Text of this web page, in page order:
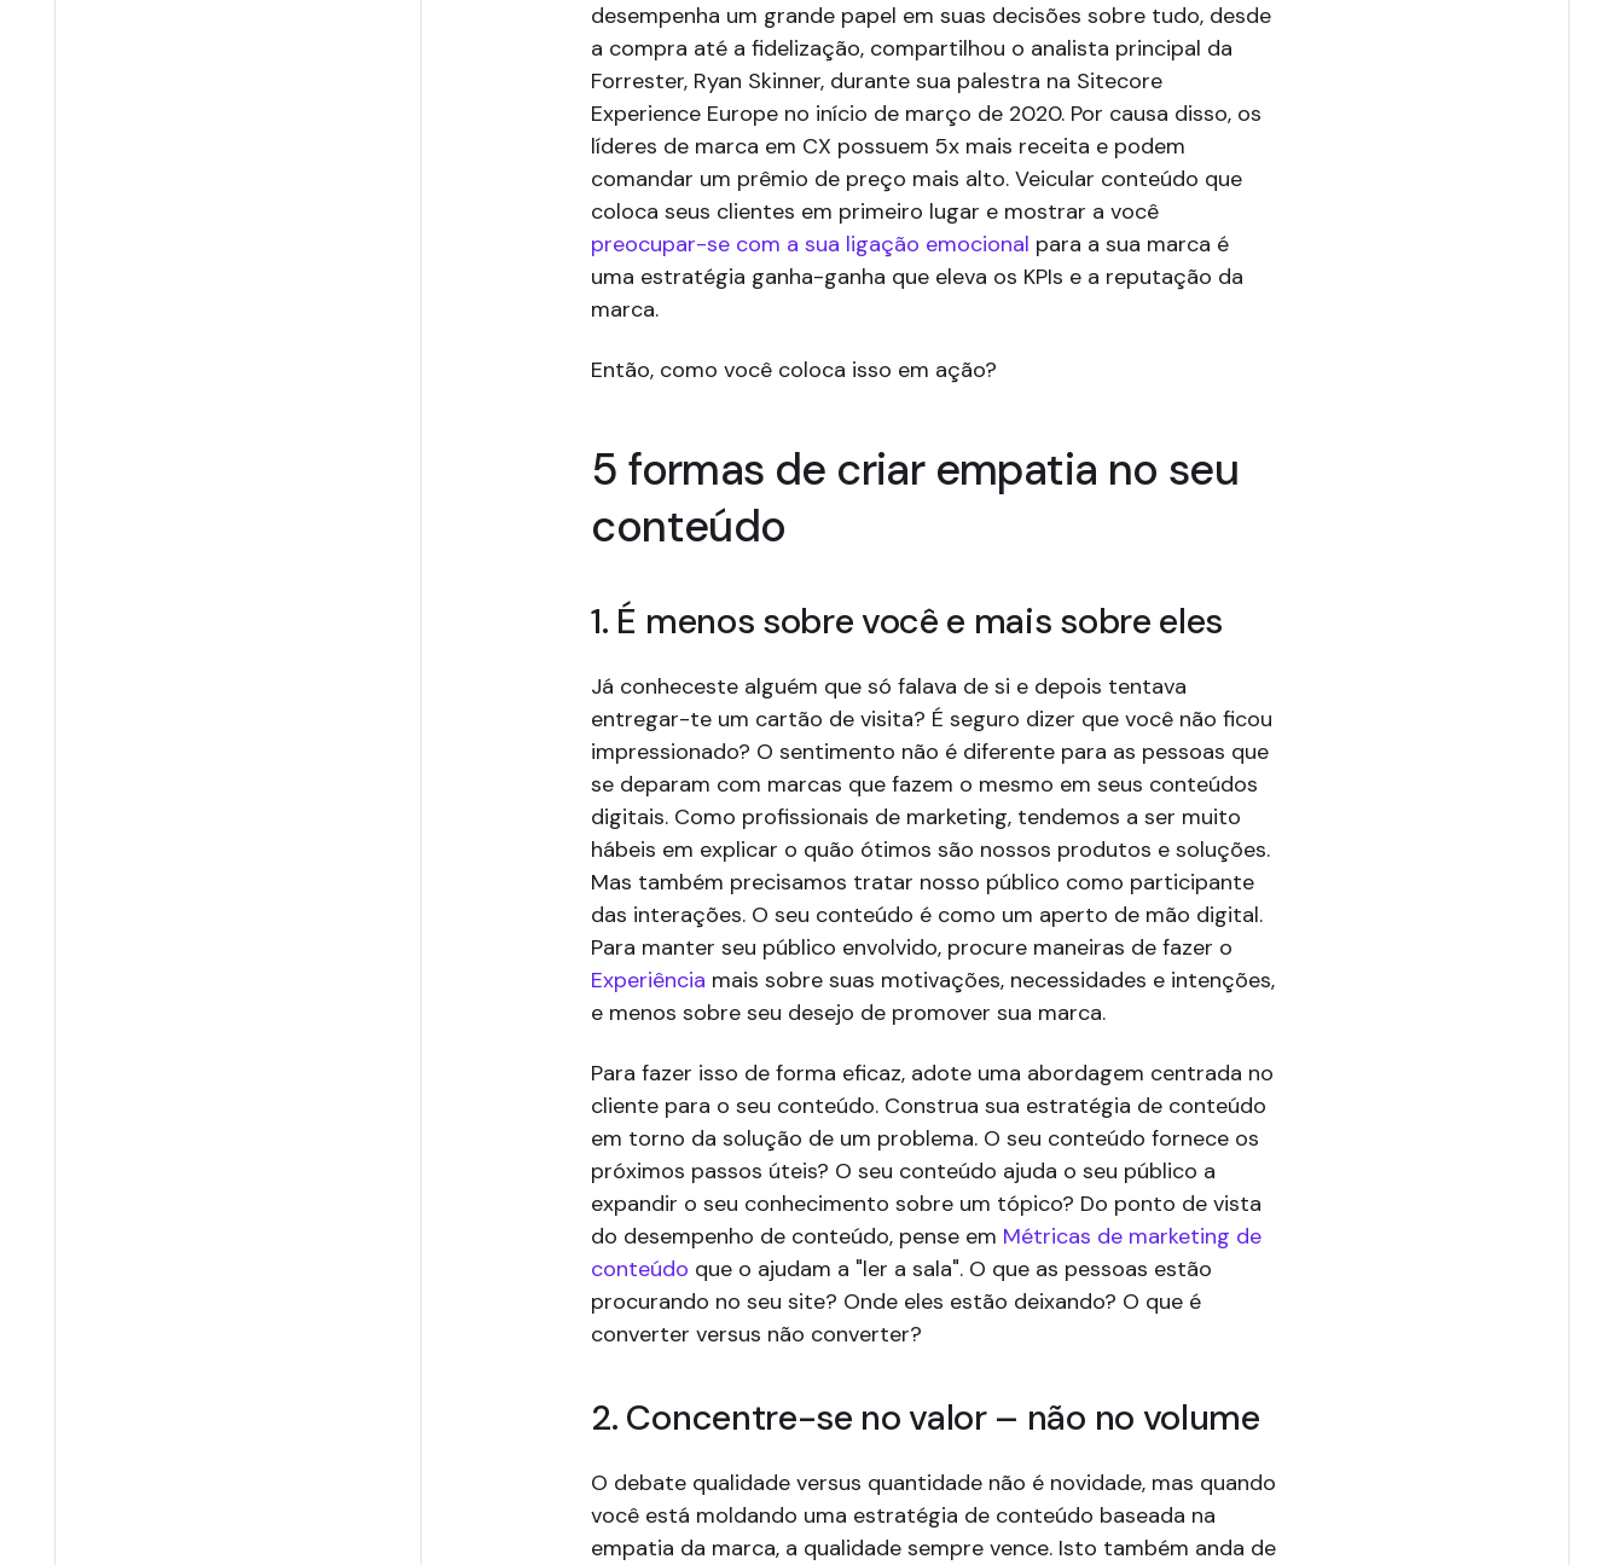
desempenha um grande papel em suas decisões sobre tudo, desde
a compra até a fidelização, compartilhou o analista principal da
Forrester, Ryan Skinner, durante sua palestra na Sitecore
Experience Europe no início de março de 2020. Por causa disso, os
líderes de marca em CX possuem 5x mais receita e podem
comandar um prêmio de preço mais alto. Veicular conteúdo que
coloca seus clientes em primeiro lugar e mostrar a você
preocupar-se com a sua ligação emocional para a sua marca é
uma estratégia ganha-ganha que eleva os KPIs e a reputação da
marca.
Então, como você coloca isso em ação?
5 formas de criar empatia no seu
conteúdo
1. É menos sobre você e mais sobre eles
Já conheceste alguém que só falava de si e depois tentava
entregar-te um cartão de visita? É seguro dizer que você não ficou
impressionado? O sentimento não é diferente para as pessoas que
se deparam com marcas que fazem o mesmo em seus conteúdos
digitais. Como profissionais de marketing, tendemos a ser muito
hábeis em explicar o quão ótimos são nossos produtos e soluções.
Mas também precisamos tratar nosso público como participante
das interações. O seu conteúdo é como um aperto de mão digital.
Para manter seu público envolvido, procure maneiras de fazer o
Experiência mais sobre suas motivações, necessidades e intenções,
e menos sobre seu desejo de promover sua marca.
Para fazer isso de forma eficaz, adote uma abordagem centrada no
cliente para o seu conteúdo. Construa sua estratégia de conteúdo
em torno da solução de um problema. O seu conteúdo fornece os
próximos passos úteis? O seu conteúdo ajuda o seu público a
expandir o seu conhecimento sobre um tópico? Do ponto de vista
do desempenho de conteúdo, pense em Métricas de marketing de
conteúdo que o ajudam a "ler a sala". O que as pessoas estão
procurando no seu site? Onde eles estão deixando? O que é
converter versus não converter?
2. Concentre-se no valor – não no volume
O debate qualidade versus quantidade não é novidade, mas quando
você está moldando uma estratégia de conteúdo baseada na
empatia da marca, a qualidade sempre vence. Isto também anda de